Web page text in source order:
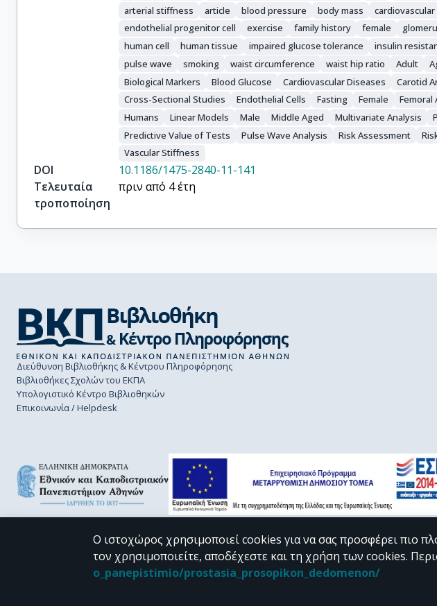
arterial stiffness
article blood pressure body mass
endothelial progenitor cell
exercise family history female
human cell
human tissue impaired glucose tolerance insulin
pulse wave
smoking waist circumference waist hip ratio Adult
Biological Markers
Blood Glucose Cardiovascular Diseases Carotid
Cross-Sectional Studies
Endothelial Cells Fasting Female Femoral
Humans
Linear Models Male Middle Aged Multivariate Analysis
Predictive Value of Tests
Pulse Wave Analysis Risk Assessment
Vascular Stiffness
DOI
10.1186/1475-2840-11-141
Τελευταία
τροποποίηση
πριν από 4 έτη
Διεύθυνση Βιβλιοθήκης & Κέντρου Πληροφόρησης
Βιβλιοθήκες Σχολών του ΕΚΠΑ
Υπολογιστικό Κέντρο Βιβλιοθηκών
Επικοινωνία / Helpdesk
CC BY-NC 4.0
Ο ιστοχώρος χρησιμοποιεί cookies για να σας προσφέρει πιο
τον χρησιμοποιείτε, αποδέχεστε και τη χρήση των cookies.
o_panepistimio/prostasia_prosopikon_dedomenon/